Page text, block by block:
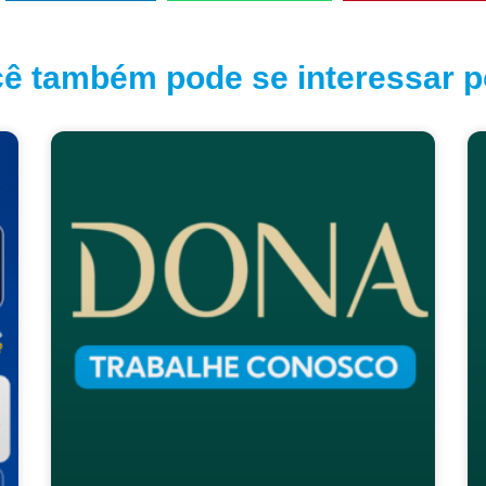
também pode se interessar